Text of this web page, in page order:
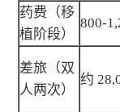
药费（移
植阶段）
800-
差旅（双
人两次）
约